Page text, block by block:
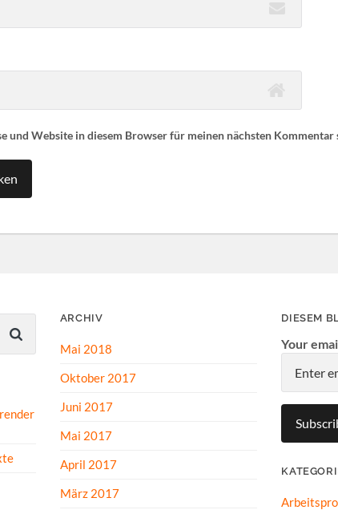
und Website in diesem Browser für meinen nächsten Kommentar
ARCHIV
Mai 2018
Oktober 2017
Juni 2017
Mai 2017
April 2017
März 2017
DIESEM
Your